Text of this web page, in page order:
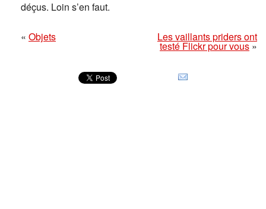
déçus. Loin s’en faut.
« Objets Les vaillants priders ont
testé Flickr pour vous»